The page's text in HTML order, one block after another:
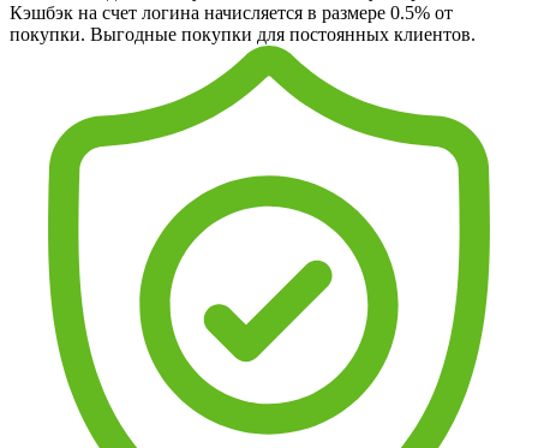
Кэшбэк на счет логина начисляется в размере 0.5% от
покупки. Выгодные покупки для постоянных клиентов.